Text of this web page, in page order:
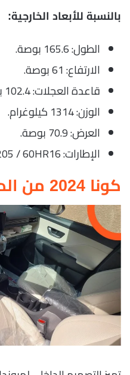
بالنسبة للأبعاد الخارجية:
الطول: 165.6 بوصة.
الارتفاع: 61 بوصة.
قاعدة العجلات: 102.4 بوصة.
الوزن: 1314 كيلوغرام.
العرض: 70.9 بوصة.
الإطارات: P205 / 60HR16.
كونا 2024 من الداخل